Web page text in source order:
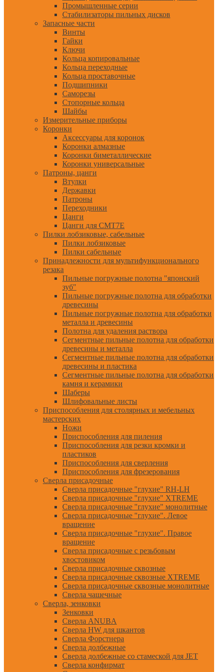
Промышленные серии
Стабилизаторы пильных дисков
Запасные части
Винты
Гайки
Ключи
Кольца копировальные
Кольца переходные
Кольца проставочные
Подшипники
Саморезы
Стопорные кольца
Шайбы
Измерительные приборы
Коронки
Аксессуары для коронок
Коронки алмазные
Коронки биметаллические
Коронки универсальные
Патроны, цанги
Втулки
Державки
Патроны
Переходники
Цанги
Цанги для CMT7E
Пилки лобзиковые, сабельные
Пилки лобзиковые
Пилки сабельные
Принадлежности для мультифункционального
резака
Пильные погружные полотна "японский
зуб"
Пильные погружные полотна для обработки
древесины
Пильные погружные полотна для обработки
металла и древесины
Полотна для удаления раствора
Сегментные пильные полотна для обработки
древесины и металла
Сегментные пильные полотна для обработки
древесины и пластика
Сегментные пильные полотна для обработки
камня и керамики
Шаберы
Шлифовальные листы
Приспособления для столярных и мебельных
мастерских
Ножи
Приспособления для пиления
Приспособления для резки кромки и
пластиков
Приспособления для сверления
Приспособления для фрезерования
Сверла присадочные
Сверла присадочные "глухие" RH-LH
Сверла присадочные "глухие" XTREME
Сверла присадочные "глухие" монолитные
Сверла присадочные "глухие". Левое
вращение
Сверла присадочные "глухие". Правое
вращение
Сверла присадочные с резьбовым
хвостовиком
Сверла присадочные сквозные
Сверла присадочные сквозные XTREME
Сверла присадочные сквозные монолитные
Сверла чашечные
Сверла, зенковки
Зенковки
Сверла ANUBA
Сверла HW для шкантов
Сверла Форстнера
Сверла долбежные
Сверла долбежные со стамеской для JET
Сверла конфирмат